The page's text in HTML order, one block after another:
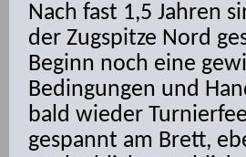
Nach fast 1,5 Jahren
der Zugspitze Nord
Beginn noch eine
Bedingungen und
bald wieder
gespannt am Brett,